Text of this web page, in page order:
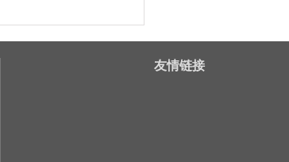
友情链接